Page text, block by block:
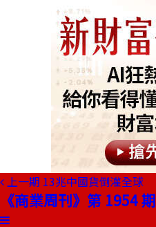
上一期 13兆中國貨倒灌全球
《商業周刊》第 1954 期